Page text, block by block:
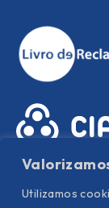
Utilizamos